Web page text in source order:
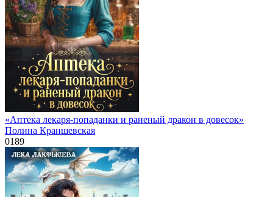
«Аптека лекаря-попаданки и раненый дракон в довесок»
Полина Краншевская
0189